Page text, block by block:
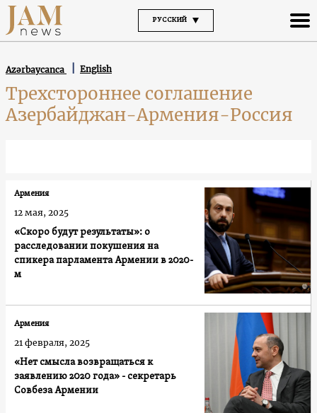
РУССКИЙ
Azərbaycanca English
Трехстороннее соглашение
Азербайджан-Армения-Россия
«Скоро будут результаты»: о
расследовании покушения на
спикера парламента Армении в 2020-
м
Армения
12 мая, 2025
«Нет смысла возвращаться к
заявлению 2020 года» - секретарь
Совбеза Армении
Армения
21 февраля, 2025